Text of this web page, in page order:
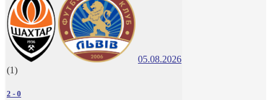
05.08.2026
(1)
2 - 0